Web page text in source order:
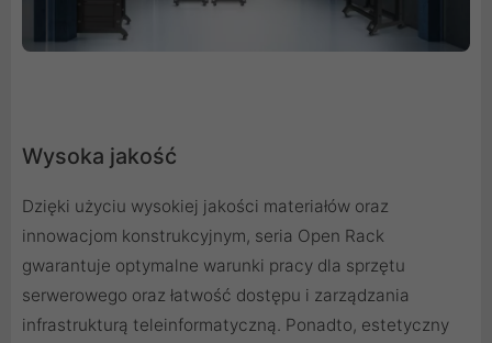
Wysoka jakość
Dzięki użyciu wysokiej jakości materiałów oraz
innowacjom konstrukcyjnym, seria Open Rack
gwarantuje optymalne warunki pracy dla sprzętu
serwerowego oraz łatwość dostępu i zarządzania
infrastrukturą teleinformatyczną. Ponadto, estetyczny